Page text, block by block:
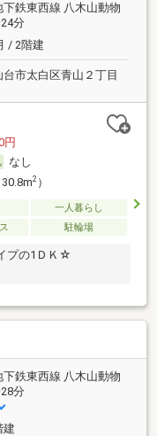
下鉄東西線 八木山動物
分
/ 2階建
市太白区青山２丁目
円
なし
2）
一人暮らし
駐輪場
プの1ＤＫ☆
下鉄東西線 八木山動物
分
建